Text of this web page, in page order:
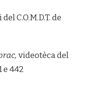
C.O.M.D.T. de
videotèca del
e 442